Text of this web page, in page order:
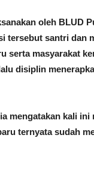
oleh BLUD
tersebut santri dan
masyarakat
disiplin
mengatakan kali
ternyata sudah